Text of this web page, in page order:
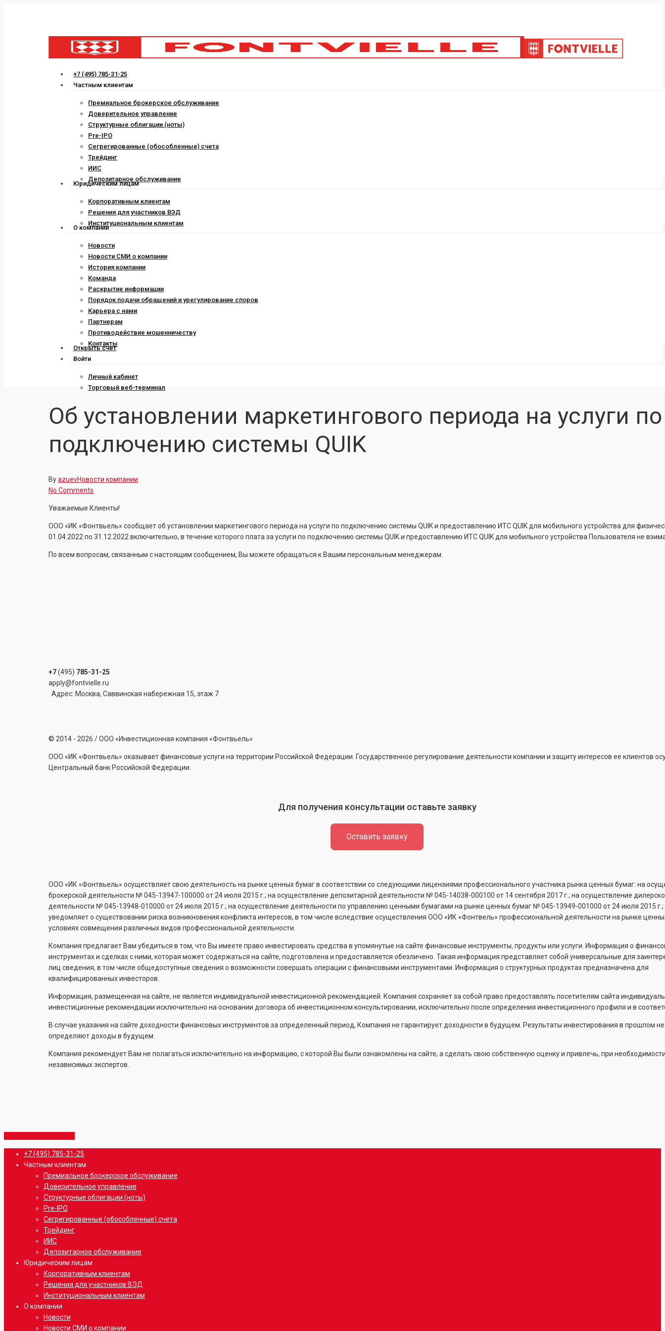
Menu
+7 (495) 785-31-25
Частным клиентам
Премиальное брокерское обслуживание
Доверительное управление
Структурные облигации (ноты)
Pre-IPO
Сегрегированные (обособленные) счета
Трейдинг
ИИС
Депозитарное обслуживание
Юридическим лицам
Корпоративным клиентам
Решения для участников ВЭД
Институциональным клиентам
О компании
Новости
Новости СМИ о компании
История компании
Команда
Раскрытие информации
Порядок подачи обращений и урегулирование споров
Карьера с нами
Партнерам
Противодействие мошенничеству
Контакты
Открыть счет
Войти
Личный кабинет
Торговый веб-терминал
Об установлении маркетингового периода на услуги по
подключению системы QUIK
ByazuevНовости компании
No Comments
Уважаемые Клиенты!
ООО «ИК «Фонтвьель» сообщает об установлении маркетингового периода на услуги по подключению системы QUIK и предоставлению ИТС QUIK для мобильного устройства для
01.04.2022 по 31.12.2022 включительно, в течение которого плата за услуги по подключению системы QUIK и предоставлению ИТС QUIK для мобильного устройства Пользователя не
По всем вопросам, связанным с настоящим сообщением, Вы можете обращаться к Вашим персональным менеджерам.
+7(495) 785-31-25
apply@fontvielle.ru
Адрес: Москва, Саввинская набережная 15, этаж 7
© 2014 - 2026 / ООО «Инвестиционная компания «Фонтвьель»
ООО «ИК «Фонтвьель» оказывает финансовые услуги на территории Российской Федерации. Государственное регулирование деятельности компании и защиту интересов ее клиентов
Центральный банк Российской Федерации.
Для получения консультации оставьте заявку
Оставить заявку
ООО «ИК «Фонтвьель» осуществляет свою деятельность на рынке ценных бумаг в соответствии со следующими лицензиями профессионального участника рынка ценных бумаг: на
брокерской деятельности №045-13947-100000 от 24 июля 2015 г.; на осуществление депозитарной деятельности №045-14038-000100 от 14 сентября 2017 г.; на осуществление
деятельности №045-13948-010000 от 24 июля 2015 г.; на осуществление деятельности по управлению ценными бумагами на рынке ценных бумаг №045-13949-001000 от 24 июля 2015
уведомляет о существовании риска возникновения конфликта интересов, в том числе вследствие осуществления ООО «ИК «Фонтвель» профессиональной деятельности на рынке
условиях совмещения различных видов профессиональной деятельности.
Компания предлагает Вам убедиться в том, что Вы имеете право инвестировать средства в упомянутые на сайте финансовые инструменты, продукты или услуги. Информация о
инструментах и сделках с ними, которая может содержаться на сайте, подготовлена и предоставляется обезличено. Такая информация представляет собой универсальные для
лиц сведения, в том числе общедоступные сведения о возможности совершать операции с финансовыми инструментами. Информация о структурных продуктах предназначена для
квалифицированных инвесторов.
Информация, размещенная на сайте, не является индивидуальной инвестиционной рекомендацией. Компания сохраняет за собой право предоставлять посетителям сайта
инвестиционные рекомендации исключительно на основании договора об инвестиционном консультировании, исключительно после определения инвестиционного профиля и в
В случае указания на сайте доходности финансовых инструментов за определенный период, Компания не гарантирует доходности в будущем. Результаты инвестирования в прошлом не
определяют доходы в будущем.
Компания рекомендует Вам не полагаться исключительно на информацию, с которой Вы были ознакомлены на сайте, а сделать свою собственную оценку и привлечь, при
независимых экспертов.
Close
Menu
+7 (495) 785-31-25
Частным клиентам
Премиальное брокерское обслуживание
Доверительное управление
Структурные облигации (ноты)
Pre-IPO
Сегрегированные (обособленные) счета
Трейдинг
ИИС
Депозитарное обслуживание
Юридическим лицам
Корпоративным клиентам
Решения для участников ВЭД
Институциональным клиентам
О компании
Новости
Новости СМИ о компании